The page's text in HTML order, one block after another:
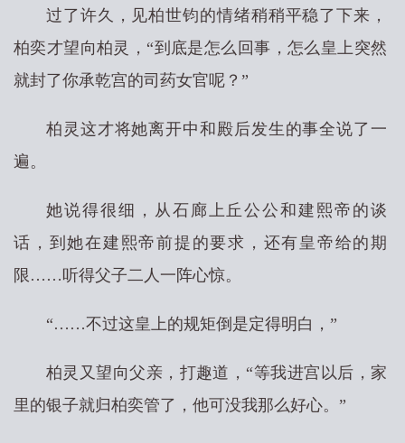
过了许久，见柏世钧的情绪稍稍平稳了下来，
柏奕才望向柏灵，“到底是怎么回事，怎么皇上突然
就封了你承乾宫的司药女官呢？”
柏灵这才将她离开中和殿后发生的事全说了一
遍。
她说得很细，从石廊上丘公公和建熙帝的谈
话，到她在建熙帝前提的要求，还有皇帝给的期
限……听得父子二人一阵心惊。
“……不过这皇上的规矩倒是定得明白，”
柏灵又望向父亲，打趣道，“等我进宫以后，家
里的银子就归柏奕管了，他可没我那么好心。”